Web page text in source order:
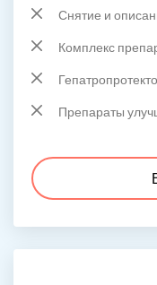
Снятие и
Комплекс
Препараты